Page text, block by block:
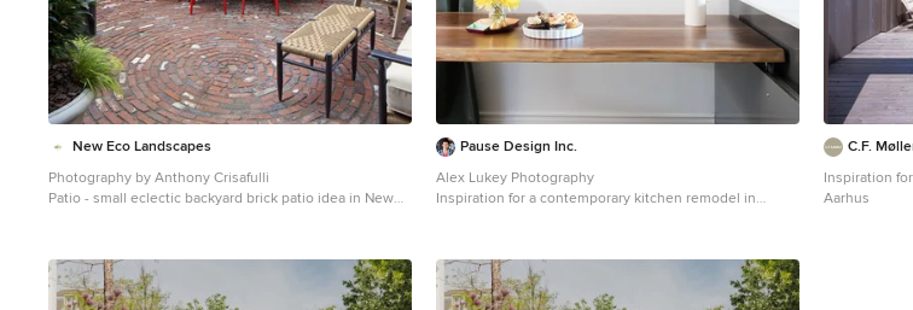
New Eco Landscapes
Photography by Anthony Crisafulli
Patio - small eclectic backyard brick patio idea in New
Pause Design Inc.
Alex Lukey Photography
Inspiration for a contemporary kitchen remodel in
C.F.
Inspiration
Aarhus